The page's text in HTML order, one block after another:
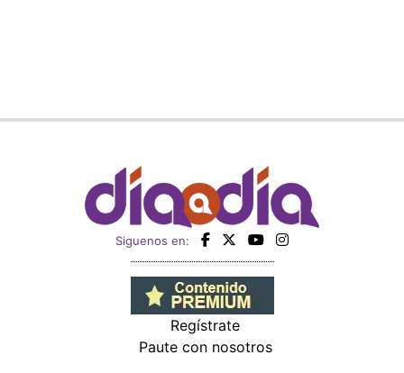
Siguenos en:
Regístrate
Paute con nosotros